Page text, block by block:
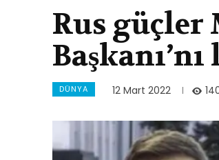
Rus güçler
Başkanı’nı
DÜNYA 12 Mart 2022